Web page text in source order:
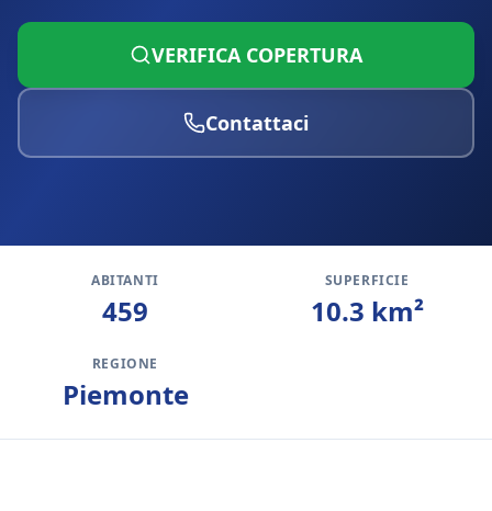
VERIFICA COPERTURA
Contattaci
ABITANTI
459
SUPERFICIE
10.3 km²
REGIONE
Piemonte